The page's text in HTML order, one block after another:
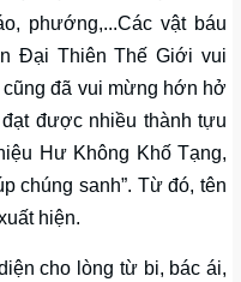
phướng,...Các vật báu
Đại Thiên Thế Giới vui
đã vui mừng hớn hở
được nhiều thành tựu
Hư Không Khố Tạng,
chúng sanh”. Từ đó, tên
hiện.
cho lòng từ bi, bác ái,